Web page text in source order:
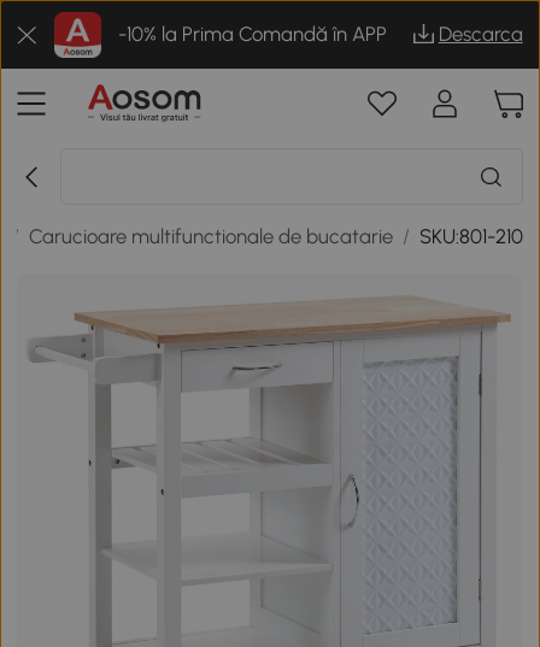
-10% la Prima Comandă în APP Descarca
/ Carucioare multifunctionale de bucatarie / SKU:801-210